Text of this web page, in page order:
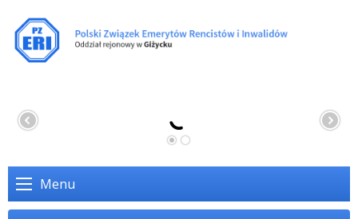
Menu